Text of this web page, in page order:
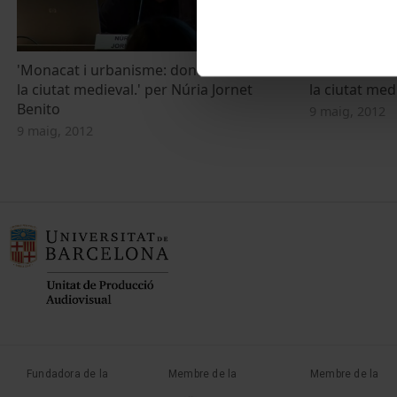
'Monacat i urbanisme: dones construint
la ciutat medieval.' per Núria Jornet
Benito
9 maig, 2012
la ciutat
9 maig, 2012
Fundadora de la Membre de la Membre de la